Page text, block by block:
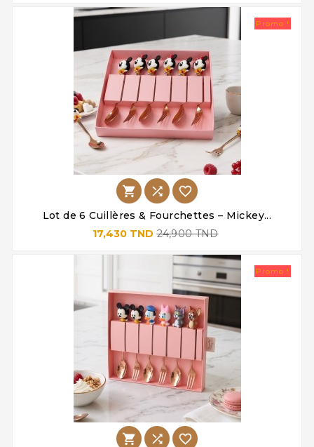
Promo !
  
Lot de 6 Cuillères & Fourchettes – Mickey...
17,430 TND 24,900 TND
Promo !
  